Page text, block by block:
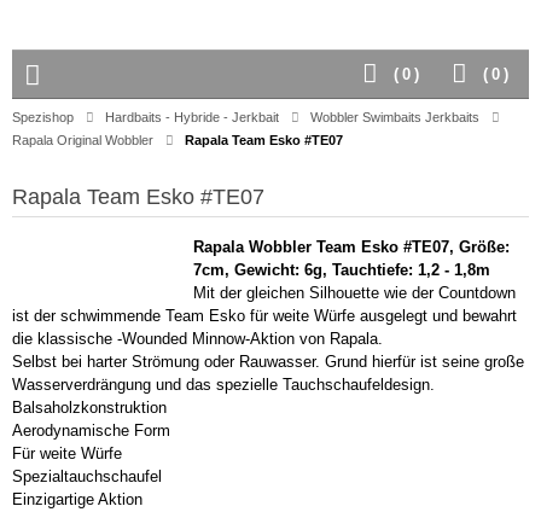
( 0 )
( 0 )
Spezishop Hardbaits - Hybride - Jerkbait
Wobbler Swimbaits Jerkbaits
Rapala Original Wobbler
Rapala Team Esko #TE07
Rapala Team Esko #TE07
Rapala Wobbler Team Esko #TE07, Größe:
7cm, Gewicht: 6g, Tauchtiefe: 1,2 - 1,8m
Mit der gleichen Silhouette wie der Countdown
ist der schwimmende Team Esko für weite Würfe ausgelegt und bewahrt
die klassische -Wounded Minnow-Aktion von Rapala.
Selbst bei harter Strömung oder Rauwasser. Grund hierfür ist seine große
Wasserverdrängung und das spezielle Tauchschaufeldesign.
Balsaholzkonstruktion
Aerodynamische Form
Für weite Würfe
Spezialtauchschaufel
Einzigartige Aktion